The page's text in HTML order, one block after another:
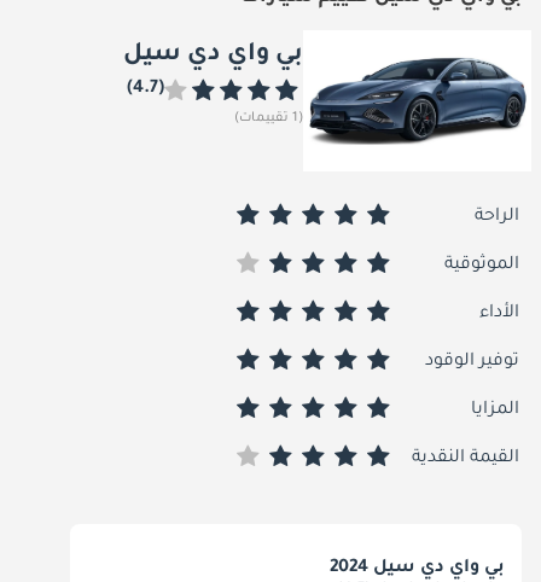
بي واي دي سيل
(4.7)
(1 تقييمات)
الراحة
الموثوقية
الأداء
توفير الوقود
المزايا
القيمة النقدية
بي واي دي سيل 2024